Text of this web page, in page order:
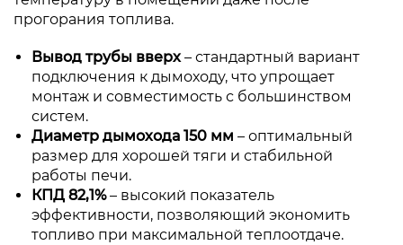
прогорания топлива.
Вывод трубы вверх– стандартный вариант
подключения к дымоходу, что упрощает
монтаж и совместимость с большинством
систем.
Диаметр дымохода 150 мм – оптимальный
размер для хорошей тяги и стабильной
работы печи.
КПД 82,1%– высокий показатель
эффективности, позволяющий экономить
топливо при максимальной теплоотдаче.